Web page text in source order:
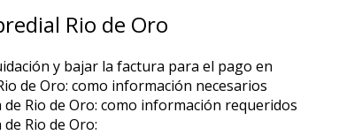
Rio de Oro
y bajar la factura para el pago en
de Oro: como información necesarios
Rio de Oro: como información requeridos
Rio de Oro: